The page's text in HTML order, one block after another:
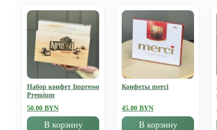
Набор конфет Impresso
Premium
50.00 BYN
В корзину
Конфеты merci
45.00 BYN
В корзину